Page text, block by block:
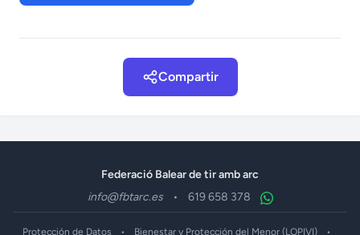
Compartir
Federació Balear de tir amb arc
info@fbtarc.es
• 619 658 378
Protección de Datos • Bienestar y Protección del Menor (LOPIVI) •